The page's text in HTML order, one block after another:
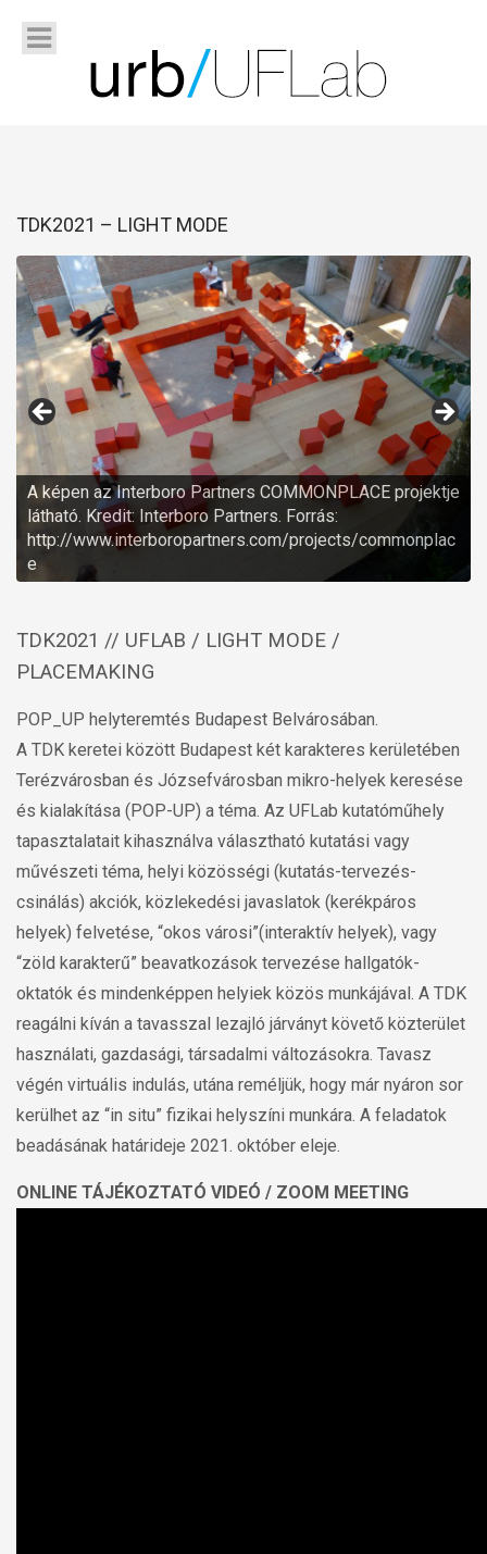
TDK2021 – LIGHT MODE
A képen az Interboro Partners HOLDING PATTERN
projektje látható. Kredit: Interboro Partners. Forrás:
http://www.interboropartners.com/projects/holding-
pattern
TDK2021 // UFLAB / LIGHT MODE /
PLACEMAKING
POP_UP helyteremtés Budapest Belvárosában.
A TDK keretei között Budapest két karakteres kerületében
Terézvárosban és Józsefvárosban mikro-helyek keresése
és kialakítása (POP-UP) a téma. Az UFLab kutatóműhely
tapasztalatait kihasználva választható kutatási vagy
művészeti téma, helyi közösségi (kutatás-tervezés-
csinálás) akciók, közlekedési javaslatok (kerékpáros
helyek) felvetése, “okos városi”(interaktív helyek), vagy
“zöld karakterű” beavatkozások tervezése hallgatók-
oktatók és mindenképpen helyiek közös munkájával. A TDK
reagálni kíván a tavasszal lezajló járványt követő közterület
használati, gazdasági, társadalmi változásokra. Tavasz
végén virtuális indulás, utána reméljük, hogy már nyáron sor
kerülhet az “in situ” fizikai helyszíni munkára. A feladatok
beadásának határideje 2021. október eleje.
ONLINE TÁJÉKOZTATÓ VIDEÓ / ZOOM MEETING